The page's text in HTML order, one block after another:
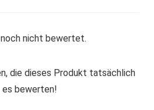
nicht bewertet.
die dieses Produkt tatsächlich
es bewerten!